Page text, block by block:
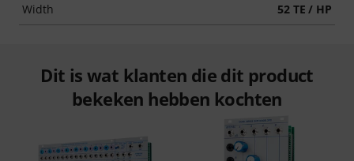
Width 52 TE / HP
Dit is wat klanten die dit product
bekeken hebben kochten